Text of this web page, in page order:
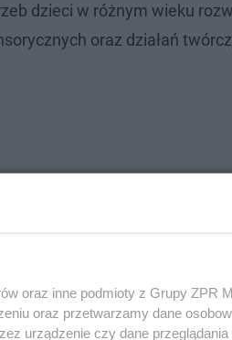
dzieci w różnym wieku
oraz działań
oraz inne podmioty z Grupy ZPR
oraz przetwarzamy dane
urządzenie czy dane